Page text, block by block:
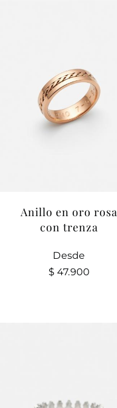
Anillo en oro rosa
con trenza
Desde
$ 47.900